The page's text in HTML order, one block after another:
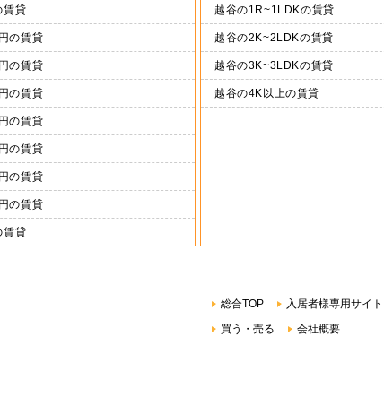
賃貸
の賃貸
の賃貸
の賃貸
の賃貸
の賃貸
の賃貸
の賃貸
賃貸
越谷の1R~1LDKの賃貸
越谷の2K~2LDKの賃貸
越谷の3K~3LDKの賃貸
越谷の4K以上の賃貸
総合TOP 入居者様専用サイト
買う・売る
会社概要